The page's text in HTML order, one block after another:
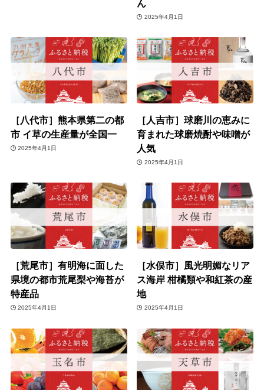
ん
2025年4月1日
［八代市］熊本県第二の都
市 イ草の生産量が全国一
2025年4月1日
［人吉市］球磨川の恵みに
育まれた球磨焼酎や味噌が
人気
2025年4月1日
［荒尾市］有明海に面した
県境の都市荒尾梨や海苔が
特産品
2025年4月1日
［水俣市］風光明媚なリア
ス海岸 柑橘類や和紅茶の産
地
2025年4月1日